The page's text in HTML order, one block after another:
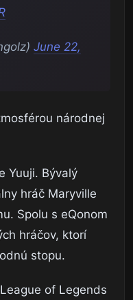
June 22,
národnej
Yuuji. Bývalý
hráč Maryville
Spolu s eQonom
hráčov, ktorí
stopu.
of Legends